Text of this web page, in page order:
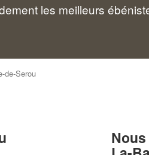
les meilleurs
de-Serou